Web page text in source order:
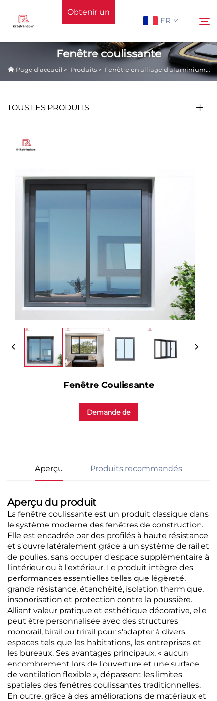
Obtenir un
FR
Page d’accueil
Soutien
Actualités
Contactez-Nous
Fenêtre coulissante
Page d’accueil > Produits > Fenêtre en alliage d'aluminium>
TOUS LES PRODUITS
Fenêtre Coulissante
Demande de
Aperçu Produits recommandés
Aperçu du produit
La fenêtre coulissante est un produit classique dans
le système moderne des fenêtres de construction.
Elle est encadrée par des profilés à haute résistance
et s'ouvre latéralement grâce à un système de rail et
de poulies, sans occuper d'espace supplémentaire à
l'intérieur ou à l'extérieur. Le produit intègre des
performances essentielles telles que légèreté,
grande résistance, étanchéité, isolation thermique,
insonorisation et protection contre la poussière.
Alliant valeur pratique et esthétique décorative, elle
peut être personnalisée avec des structures
monorail, birail ou trirail pour s'adapter à divers
espaces tels que les habitations, les entreprises et
les bureaux. Ses avantages principaux, « aucun
encombrement lors de l'ouverture et une surface
de ventilation flexible », dépassent les limites
spatiales des fenêtres coulissantes traditionnelles.
En outre, grâce à des améliorations de matériaux et